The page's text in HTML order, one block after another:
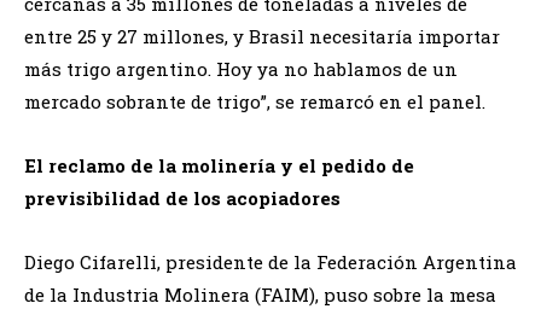
entre 25 y 27 millones, y Brasil necesitaría importar
más trigo argentino. Hoy ya no hablamos de un
mercado sobrante de trigo”, se remarcó en el panel.
El reclamo de la molinería y el pedido de
previsibilidad de los acopiadores
Diego Cifarelli, presidente de la Federación Argentina
de la Industria Molinera (FAIM), puso sobre la mesa